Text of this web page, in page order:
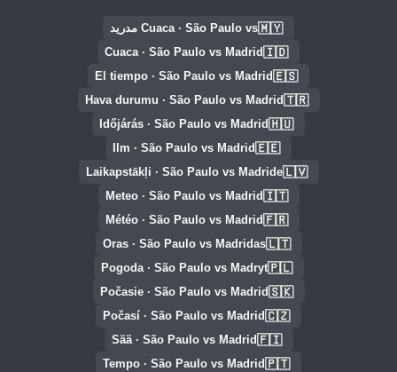
🇲🇾Cuaca · São Paulo vs مدريد
🇮🇩
Cuaca · São Paulo vs Madrid
🇪🇸
El tiempo · São Paulo vs Madrid
🇹🇷
Hava durumu · São Paulo vs Madrid
🇭🇺
Időjárás · São Paulo vs Madrid
🇪🇪
Ilm · São Paulo vs Madrid
🇱🇻
Laikapstākļi · São Paulo vs Madride
🇮🇹
Meteo · São Paulo vs Madrid
🇫🇷
Météo · São Paulo vs Madrid
🇱🇹
Oras · São Paulo vs Madridas
🇵🇱
Pogoda · São Paulo vs Madryt
🇸🇰
Počasie · São Paulo vs Madrid
🇨🇿
Počasí · São Paulo vs Madrid
🇫🇮
Sää · São Paulo vs Madrid
🇵🇹
Tempo · São Paulo vs Madrid